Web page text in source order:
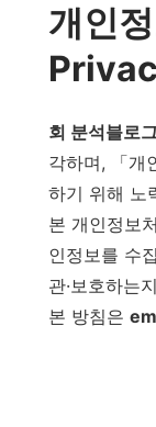
개인
회 분석블로
각하며, 「개
하기 위해 노
본 개인정보
인정보를 수
관·보호하는
본 방침은